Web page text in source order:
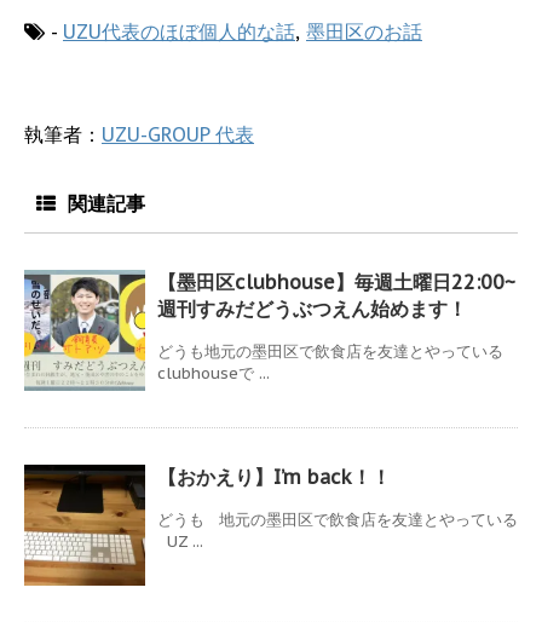
- UZU代表のほぼ個人的な話, 墨田区のお話
執筆者： UZU-GROUP 代表
関連記事
【墨田区clubhouse】毎週土曜日22:00~
週刊すみだどうぶつえん始めます！
どうも地元の墨田区で飲食店を友達とやっている
clubhouseで ...
【おかえり】I’m back！！
どうも 地元の墨田区で飲食店を友達とやっている
UZ ...